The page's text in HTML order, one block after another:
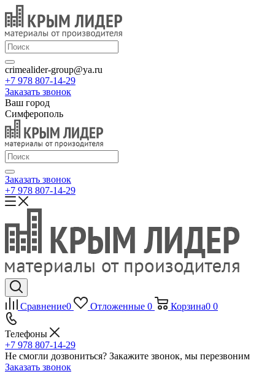
crimealider-group@ya.ru
+7 978 807-14-29
Заказать звонок
Ваш город
Симферополь
Заказать звонок
+7 978 807-14-29
Сравнение0 Отложенные 0 Корзина0 0
Телефоны
+7 978 807-14-29
Не смогли дозвониться? Закажите звонок, мы перезвоним
Заказать звонок